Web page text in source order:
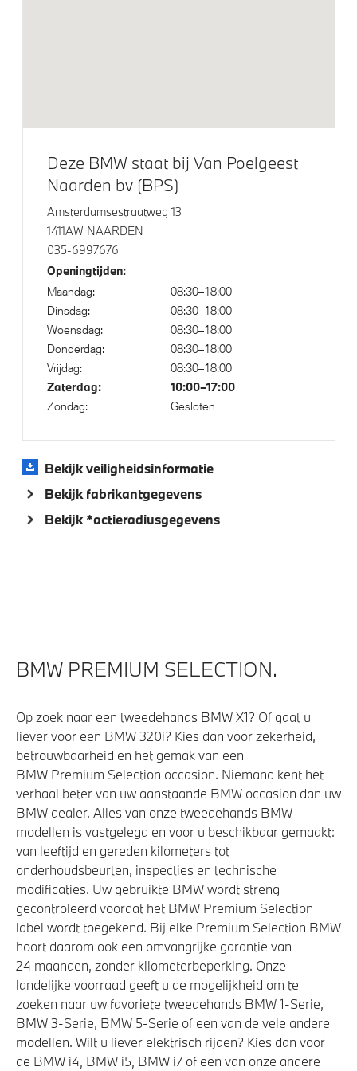
Klimaatbeheersing
Automatische 3-zone Airconditioning
Elektrische voorzieningen
Alarmsysteem klasse 3 (VbV/SCM)
Automatisch dimmende binnen- en buitenspiegel
bestuurderzijde
Bandenspanningsweergavesysteem
Comfort Access
Cruise control
Driving Assistant
Akoestische waarschuwing voor voetgangers
Actieve Voetgangersbescherming
Deze BMW staat bij Van Poelgeest
Naarden bv (BPS)
Amsterdamsestraatweg 13
1411AW NAARDEN
035-6997676
Openingtijden:
Maandag:
08:30–18:00
Dinsdag:
08:30–18:00
Woensdag:
08:30–18:00
Donderdag:
08:30–18:00
Vrijdag:
08:30–18:00
Zaterdag: 10:00–17:00
Zondag: Gesloten
Bekijk veiligheidsinformatie
Bekijk fabrikantgegevens
Bekijk *actieradiusgegevens
BMW PREMIUM SELECTION.
Op zoek naar een tweedehands BMW X1? Of gaat u
liever voor een BMW 320i? Kies dan voor zekerheid,
betrouwbaarheid en het gemak van een
BMW Premium Selection occasion. Niemand kent het
verhaal beter van uw aanstaande BMW occasion dan uw
BMW dealer. Alles van onze tweedehands BMW
modellen is vastgelegd en voor u beschikbaar gemaakt:
van leeftijd en gereden kilometers tot
onderhoudsbeurten, inspecties en technische
modificaties. Uw gebruikte BMW wordt streng
gecontroleerd voordat het BMW Premium Selection
label wordt toegekend. Bij elke Premium Selection BMW
hoort daarom ook een omvangrijke garantie van
24 maanden, zonder kilometerbeperking. Onze
landelijke voorraad geeft u de mogelijkheid om te
zoeken naar uw favoriete tweedehands BMW 1-Serie,
BMW 3-Serie, BMW 5-Serie of een van de vele andere
modellen. Wilt u liever elektrisch rijden? Kies dan voor
de BMW i4, BMW i5, BMW i7 of een van onze andere